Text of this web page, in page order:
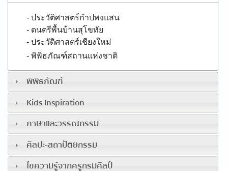
- ประวัติศาสตร์กำปพงแสน
- ดนตรีพื้นบ้านสุโขทัย
- ประวัติศาสตร์เชียงใหม่
- พิพิธภัณฑ์สถานแห่งชาติ
พิพิธภัณฑ์
Kids Inspiration
ภาษาและวรรณกรรม
ศิลปะ-สถาปัตยกรรม
ไขความรู้จากครูกรมศิลป์